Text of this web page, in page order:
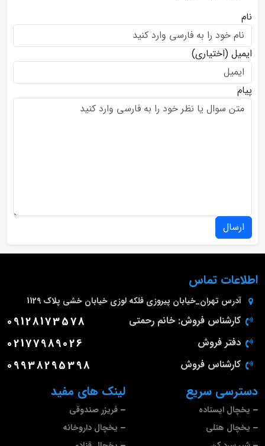
نام
ایمیل (اختیاری)
پیام
ارسال
لینک های مفید
فریزر صندوقی
یخچال داروخانه
دسترسی سریع
یخچال ایستاده
یخچال هتلی
اطلاعات تماس
آدرس تهران_خیابان پیروزی فلکه لوزی خیابان خشی پلاک 1129
کارشناس فروش: خانم رحمتی 09128173578
دفتر فروش 02177989026
کارشناس فروش 09938295398